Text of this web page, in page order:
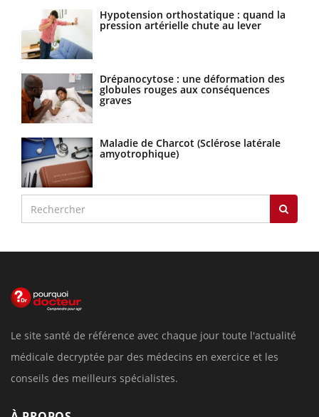
Hypotension orthostatique : quand la
pression artérielle chute au lever
Drépanocytose : une déformation des
globules rouges aux conséquences
graves
Maladie de Charcot (Sclérose latérale
amyotrophique)
Le site santé de référence avec chaque jour toute l'actualité
médicale decryptée par des médecins en exercice et les
conseils des meilleurs spécialistes.